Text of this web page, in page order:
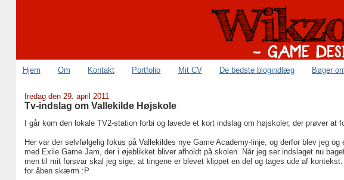
Hjem Om Kontakt Portfolio Mit CV De bedste blogindlæg Bøger
fredag den 29. april 2011
Tv-indslag om Vallekilde Højskole
I går kom den lokale TV2-station forbi og lavede et kort indslag om højskoler, der prøver at
Her var der selvfølgelig fokus på Vallekildes nye Game Academy-linje, og derfor blev jeg
med Exile Game Jam, der i øjeblikket bliver afholdt på skolen. Når jeg ser indslaget nu
men til mit forsvar skal jeg sige, at tingene er blevet klippet en del og tages ude af
for åben skærm :P